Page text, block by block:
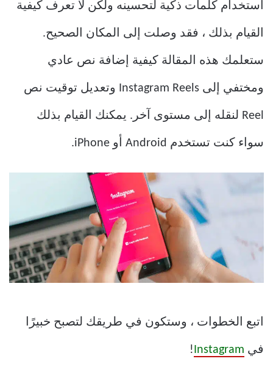
استخدام كلمات ذكية لتحسينه ولكن لا تعرف كيفية
القيام بذلك ، فقد وصلت إلى المكان الصحيح.
ستعلمك هذه المقالة كيفية إضافة نص عادي
ومختفي إلى Instagram Reels وتعديل توقيت نص
Reel لنقله إلى مستوى آخر. يمكنك القيام بذلك
سواء كنت تستخدم Android أو iPhone.
اتبع الخطوات ، وستكون في طريقك لتصبح خبيرًا
في Instagram
!